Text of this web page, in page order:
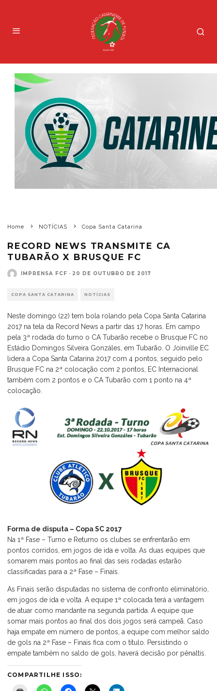
Home NOTÍCIAS Copa Santa Catarina
RECORD NEWS TRANSMITE CA
TUBARÃO X BRUSQUE FC
IMPRENSA FCF · 20 DE OUTUBRO DE 2017
COPA SANTA CATARINA NOTÍCIAS
Neste domingo (22) tem bola rolando pela Copa Santa Catarina
2017 na tela da Record News a partir das 17 horas. Em campo
pela 3ª rodada do turno o CA Tubarão recebe o Brusque FC no
Estádio Domingos Silveira Gonzáles, em Tubarão. O Joinville EC
lidera a Copa Santa Catarina 2017 com 4 pontos, seguido pelo
Brusque FC na 2ª colocação com 2 pontos, EC Internacional
também com 2 pontos e o CA Tubarão com 1 ponto na 4ª
colocação.
Forma de disputa – Copa SC 2017
Na 1ª Fase – Turno e Returno os clubes se enfrentarão em
pontos corridos, em jogos de ida e volta. As duas equipes que
somarem mais pontos ao final das seis rodadas estarão
classificadas para a 2ª Fase – Finais.
As Finais serão disputadas no sistema de confronto eliminatório,
em jogos de ida e volta. A equipe 1ª colocada terá a vantagem
de atuar como mandante na segunda partida. A equipe que
somar mais pontos ao final dos dois jogos será campeã. Caso
haja empate em número de pontos, a equipe com melhor saldo
de gols na 2ª Fase – Finais fica com o título. Persistindo o
empate também no saldo de gols, haverá decisão por pênaltis.
COMPARTILHE ISSO: